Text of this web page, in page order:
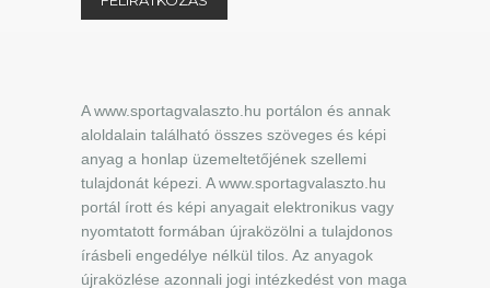
A www.sportagvalaszto.hu portálon és annak
aloldalain található összes szöveges és képi
anyag a honlap üzemeltetőjének szellemi
tulajdonát képezi. A www.sportagvalaszto.hu
portál írott és képi anyagait elektronikus vagy
nyomtatott formában újraközölni a tulajdonos
írásbeli engedélye nélkül tilos. Az anyagok
újraközlése azonnali jogi intézkedést von maga